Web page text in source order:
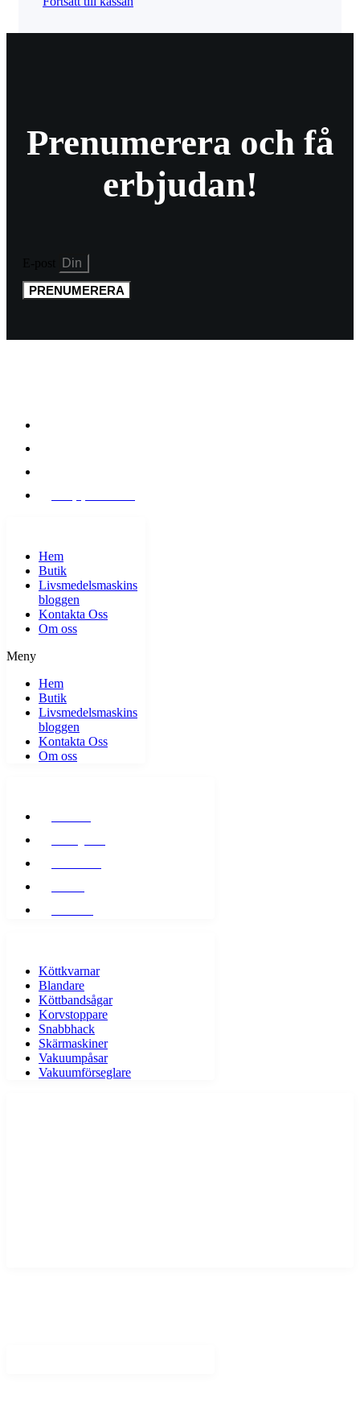
Prenumerera och få
erbjudan!
PRENUMERERA
Hem
Butik
Livsmedelsmaskins
bloggen
Kontakta Oss
Om oss
Meny
Hem
Butik
Livsmedelsmaskins
bloggen
Kontakta Oss
Om oss
Köttkvarnar
Blandare
Köttbandsågar
Korvstoppare
Snabbhack
Skärmaskiner
Vakuumpåsar
Vakuumförseglare